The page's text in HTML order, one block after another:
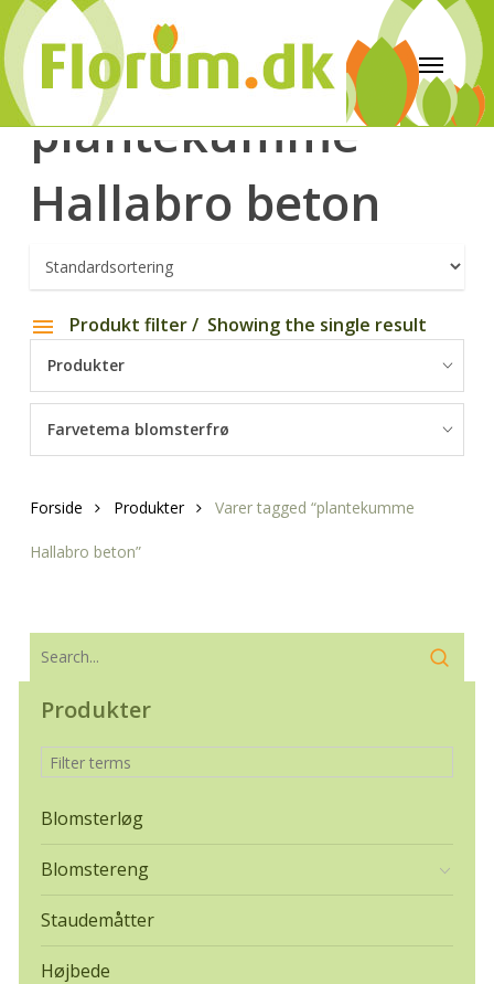
plantekumme
Hallabro beton
Produkt filter Showing the single result
Produkter
Farvetema blomsterfrø
Forside Produkter Varer tagged “plantekumme
Hallabro beton”
Produkter
Blomsterløg
Blomstereng
Staudemåtter
Højbede